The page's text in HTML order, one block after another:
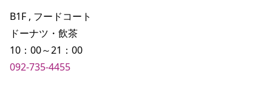
B1F , フードコート
ドーナツ・飲茶
092-735-4455